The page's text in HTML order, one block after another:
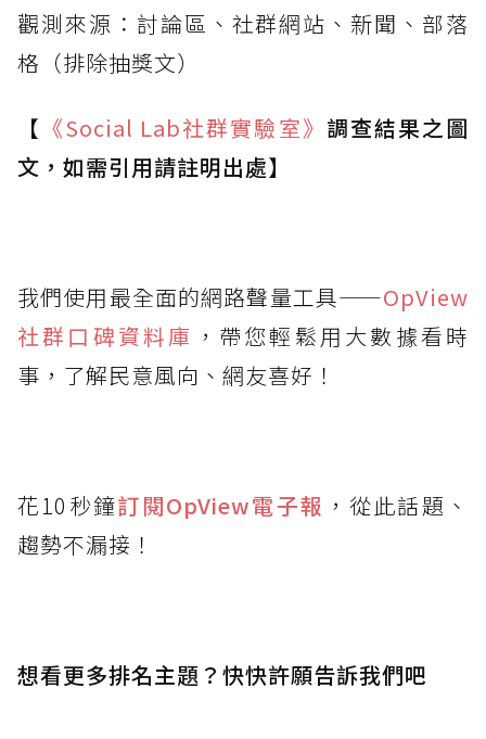
觀測來源：討論區、社群網站、新聞、部落
格（排除抽獎文）
【 《Social Lab社群實驗室》 調查結果之圖
文，如需引用請註明出處】
我們使用最全面的網路聲量工具——OpView
社群口碑資料庫 ，帶您輕鬆用大數據看時
事，了解民意風向、網友喜好！
花10秒鐘訂閱OpView電子報 ，從此話題、
趨勢不漏接！
想看更多排名主題？快快許願告訴我們吧